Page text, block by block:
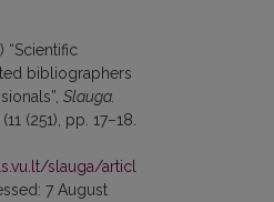
“Scientific
bibliographers
Slauga.
, (11 (251), pp. 17–18.
slauga/articl
7 August